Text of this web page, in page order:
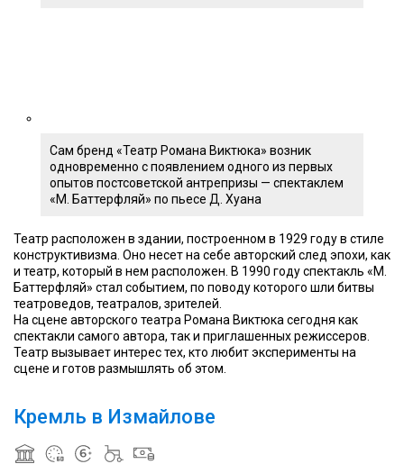
Сам бренд «Театр Романа Виктюка» возник
одновременно с появлением одного из первых
опытов постсоветской антрепризы — спектаклем
«М. Баттерфляй» по пьесе Д. Хуана
Театр расположен в здании, построенном в 1929 году в стиле
конструктивизма. Оно несет на себе авторский след эпохи, как
и театр, который в нем расположен. В 1990 году спектакль «М.
Баттерфляй» стал событием, по поводу которого шли битвы
театроведов, театралов, зрителей.
На сцене авторского театра Романа Виктюка сегодня как
спектакли самого автора, так и приглашенных режиссеров.
Театр вызывает интерес тех, кто любит эксперименты на
сцене и готов размышлять об этом.
Кремль в Измайлове